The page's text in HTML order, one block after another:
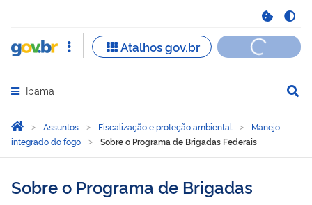
Abrir menu principal de navegação
Ibama
Você está aqui:
Página Inicial
Assuntos Fiscalização e proteção ambiental
Manejo
integrado do fogo
Sobre o Programa de Brigadas Federais
Sobre o Programa de Brigadas